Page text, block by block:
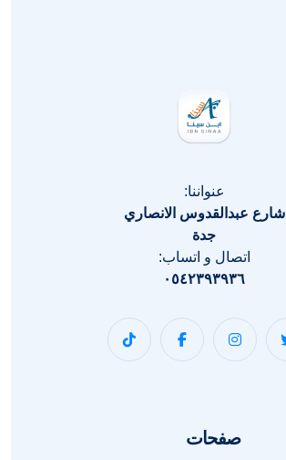
عنواننا:
شارع عبدالقدوس الانصاري
جدة
اتصال و اتساب:
٠٥٤٢٣٩٣٩٣٦
صفحات